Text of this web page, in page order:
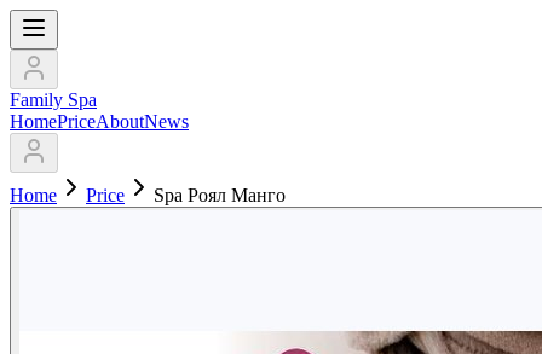
Family Spa
HomePriceAboutNews
Home Price Spa Роял Манго